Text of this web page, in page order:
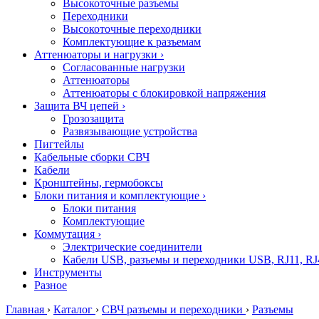
Высокоточные разъемы
Переходники
Высокоточные переходники
Комплектующие к разъемам
Аттенюаторы и нагрузки ›
Согласованные нагрузки
Аттенюаторы
Аттенюаторы с блокировкой напряжения
Защита ВЧ цепей ›
Грозозащита
Развязывающие устройства
Пигтейлы
Кабельные сборки СВЧ
Кабели
Кронштейны, гермобоксы
Блоки питания и комплектующие ›
Блоки питания
Комплектующие
Коммутация ›
Электрические соединители
Кабели USB, разъемы и переходники USB, RJ11,
Инструменты
Разное
Главная › Каталог › СВЧ разъемы и переходники › Разъемы